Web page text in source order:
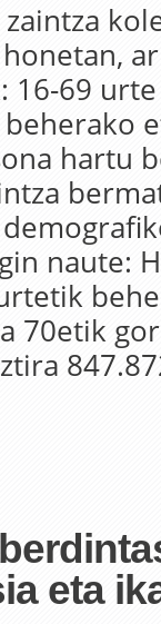
16-69
hartu
naute:
70etik
eta